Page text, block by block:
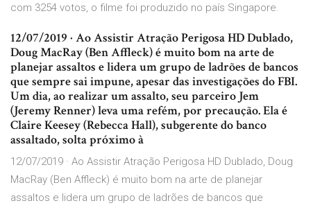
com 3254 votos, o filme foi produzido no país Singapore.
12/07/2019 · Ao Assistir Atração Perigosa HD Dublado,
Doug MacRay (Ben Affleck) é muito bom na arte de
planejar assaltos e lidera um grupo de ladrões de bancos
que sempre sai impune, apesar das investigações do FBI.
Um dia, ao realizar um assalto, seu parceiro Jem
(Jeremy Renner) leva uma refém, por precaução. Ela é
Claire Keesey (Rebecca Hall), subgerente do banco
assaltado, solta próximo à
12/07/2019 · Ao Assistir Atração Perigosa HD Dublado, Doug
MacRay (Ben Affleck) é muito bom na arte de planejar
assaltos e lidera um grupo de ladrões de bancos que